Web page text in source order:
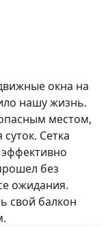
окна на
нашу жизнь.
местом,
Сетка
без
ожидания.
свой балкон